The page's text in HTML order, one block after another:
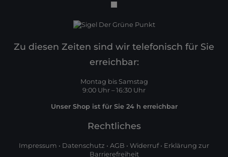
Zu diesen Zeiten sind wir telefonisch für Sie
erreichbar:
Montag bis Samstag
9:00 Uhr – 16:30 Uhr
Unser Shop ist für Sie 24 h erreichbar
Rechtliches
Impressum • Datenschutz • AGB • Widerruf• Erklärung zur
Barrierefreiheit